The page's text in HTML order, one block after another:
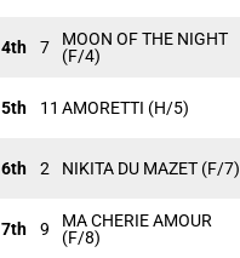
4th 7
MOON OF THE NIGHT
(F/4)
5th 11 AMORETTI (H/5)
6th 2 NIKITA DU MAZET (F/7)
7th 9
MA CHERIE AMOUR
(F/8)